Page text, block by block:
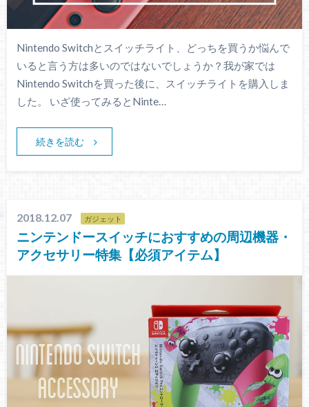
Nintendo Switchとスイッチライト、どっちを買うか悩んで
いると言う方は多いのではないでしょうか？我が家では
Nintendo Switchを買った後に、スイッチライトを購入しま
した。 いざ使ってみるとNinte…
続きを読む
2018.12.07 ガジェット
ニンテンドースイッチにおすすめの周辺機器・
アクセサリー特集【必須アイテム】